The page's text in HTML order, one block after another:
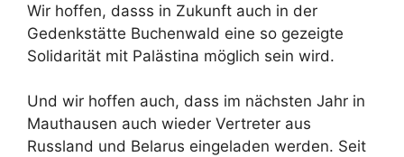
Wir hoffen, dasss in Zukunft auch in der
Gedenkstätte Buchenwald eine so gezeigte
Solidarität mit Palästina möglich sein wird.
Und wir hoffen auch, dass im nächsten Jahr in
Mauthausen auch wieder Vertreter aus
Russland und Belarus eingeladen werden. Seit